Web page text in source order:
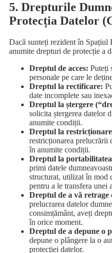
5. Drepturile
Protecția Datelor
Dacă sunteți rezident în Spațiul
anumite drepturi de protecție a
Dreptul de acces: Puteți
personale pe care le
Dreptul la rectificare:
date incomplete sau
Dreptul la ștergere
solicita ștergerea datelor
anumite condiții.
Dreptul la
restricționarea prelucrării
în anumite condiții.
Dreptul la
primi datele
structurat, utilizat în mod
pentru a le transfera unei
Dreptul de a vă retrage
prelucrarea datelor
consimțământ, aveți
în orice moment.
Dreptul de a depune o
depune o plângere la o
protecției datelor.